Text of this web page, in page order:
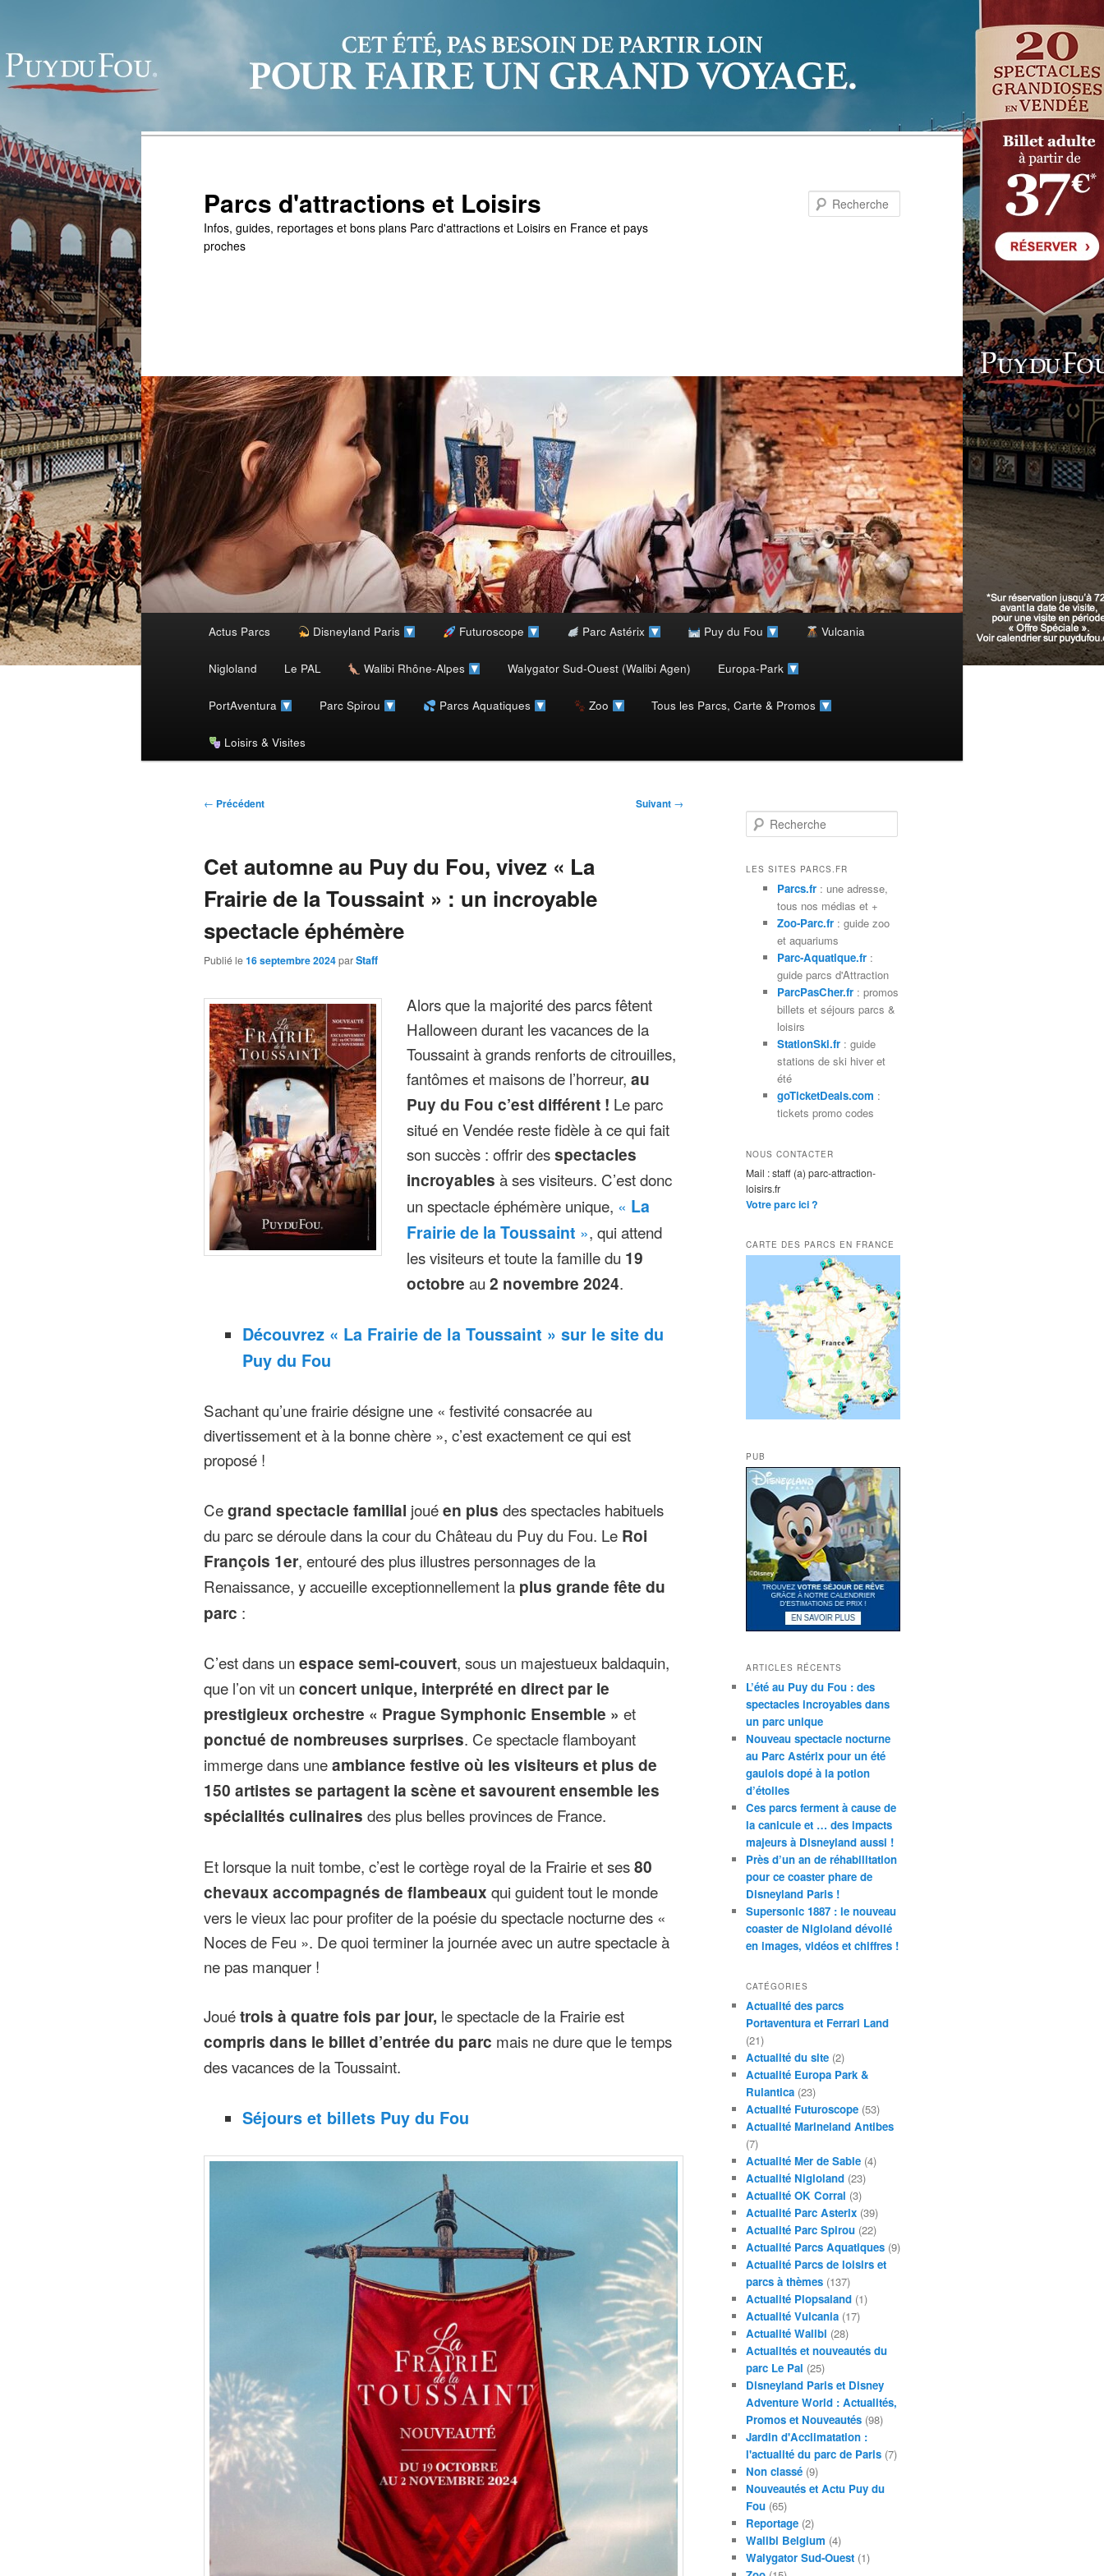
Parcs d'attractions et Loisirs
Infos, guides, reportages et bons plans Parc d'attractions et Loisirs en France et pays
proches
Recherche
Aller
Actus Parcs Disneyland Paris Futuroscope Parc Astérix Puy du Fou Vulcania
Nigloland Le PAL Walibi Rhône-Alpes Walygator Sud-Ouest (Walibi Agen) Europa-Park
PortAventura Parc Spirou Parcs Aquatiques Zoo Tous les Parcs, Carte & Promos
Loisirs & Visites
Navigation
← Précédent Suivant →
Cet automne au Puy du Fou, vivez « La
Frairie de la Toussaint » : un incroyable
spectacle éphémère
Publié le16 septembre 2024parStaff
Alors que la majorité des parcs fêtent
Halloween durant les vacances de la
Toussaint à grands renforts de citrouilles,
fantômes et maisons de l’horreur,au
Puy du Fou c’est différent ! Le parc
situé en Vendée reste fidèle à ce qui fait
son succès : offrir desspectacles
incroyables à ses visiteurs. C’est donc
un spectacle éphémère unique, « La
Frairie de la Toussaint », qui attend
les visiteurs et toute la famille du 19
octobre au 2 novembre 2024.
Découvrez « La Frairie de la Toussaint » sur le site du
Puy du Fou
Sachant qu’une frairie désigne une « festivité consacrée au
divertissement et à la bonne chère », c’est exactement ce qui est
proposé !
Cegrand spectacle familial jouéen plus des spectacles habituels
du parc se déroule dans la cour du Château du Puy du Fou. Le Roi
François 1er, entouré des plus illustres personnages de la
Renaissance, y accueille exceptionnellement la plus grande fête du
parc :
C’est dans unespace semi-couvert, sous un majestueux baldaquin,
que l’on vit unconcert unique, interprété en direct par le
prestigieux orchestre « Prague Symphonic Ensemble » et
ponctué de nombreuses surprises. Ce spectacle flamboyant
immerge dans uneambiance festive où les visiteurs et plus de
150 artistes se partagent la scène et savourent ensemble les
spécialités culinaires des plus belles provinces de France.
Et lorsque la nuit tombe, c’est le cortège royal de la Frairie et ses80
chevaux accompagnés de flambeaux qui guident tout le monde
vers le vieux lac pour profiter de la poésie du spectacle nocturne des «
Noces de Feu ». De quoi terminer la journée avec un autre spectacle à
ne pas manquer !
Jouétrois à quatre fois par jour, le spectacle de la Frairie est
compris dans le billet d’entrée du parc mais ne dure que le temps
des vacances de la Toussaint.
Séjours et billets Puy du Fou
e
h
LES SITES PARCS.FR
Parcs.fr: une adresse,
tous nos médias et +
Zoo-Parc.fr: guide zoo
et aquariums
Parc-Aquatique.fr:
guide parcs d'Attraction
ParcPasCher.fr: promos
billets et séjours parcs &
loisirs
StationSki.fr: guide
stations de ski hiver et
été
goTicketDeals.com :
tickets promo codes
NOUS CONTACTER
Mail : staff (a) parc-attraction-
loisirs.fr
Votre parc ici ?
CARTE DES PARCS EN FRANCE
PUB
ARTICLES RÉCENTS
L’été au Puy du Fou : des
spectacles incroyables dans
un parc unique
Nouveau spectacle nocturne
au Parc Astérix pour un été
gaulois dopé à la potion
d’étoiles
Ces parcs ferment à cause de
la canicule et … des impacts
majeurs à Disneyland aussi !
Près d’un an de réhabilitation
pour ce coaster phare de
Disneyland Paris !
Supersonic 1887 : le nouveau
coaster de Nigloland dévoilé
en images, vidéos et chiffres !
CATÉGORIES
Actualité des parcs
Portaventura et Ferrari Land
(21)
Actualité du site (2)
Actualité Europa Park &
Rulantica (23)
Actualité Futuroscope (53)
Actualité Marineland Antibes
(7)
Actualité Mer de Sable (4)
Actualité Nigloland (23)
Actualité OK Corral (3)
Actualité Parc Asterix (39)
Actualité Parc Spirou (22)
Actualité Parcs Aquatiques (9)
Actualité Parcs de loisirs et
parcs à thèmes (137)
Actualité Plopsaland (1)
Actualité Vulcania (17)
Actualité Walibi (28)
Actualités et nouveautés du
parc Le Pal (25)
Disneyland Paris et Disney
Adventure World : Actualités,
Promos et Nouveautés (98)
Jardin d'Acclimatation :
l'actualité du parc de Paris (7)
Non classé (9)
Nouveautés et Actu Puy du
Fou (65)
Reportage (2)
Walibi Belgium (4)
Walygator Sud-Ouest (1)